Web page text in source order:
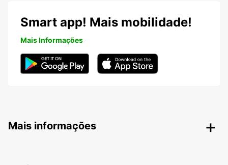
Smart app! Mais mobilidade!
Mais Informações
Mais informações